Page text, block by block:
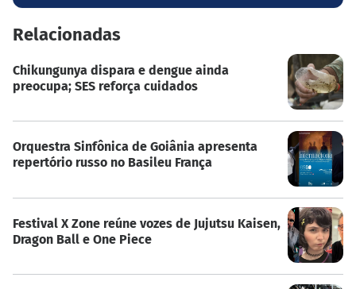
Relacionadas
Chikungunya dispara e dengue ainda
preocupa; SES reforça cuidados
Orquestra Sinfônica de Goiânia apresenta
repertório russo no Basileu França
Festival X Zone reúne vozes de Jujutsu Kaisen,
Dragon Ball e One Piece